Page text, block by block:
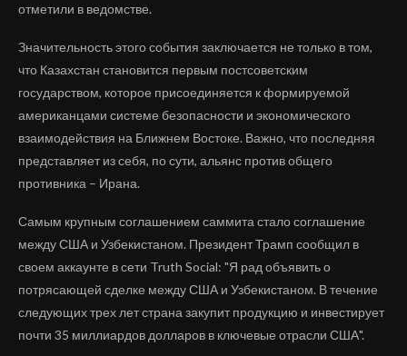
отметили в ведомстве.
Значительность этого события заключается не только в том,
что Казахстан становится первым постсоветским
государством, которое присоединяется к формируемой
американцами системе безопасности и экономического
взаимодействия на Ближнем Востоке. Важно, что последняя
представляет из себя, по сути, альянс против общего
противника – Ирана.
Самым крупным соглашением саммита стало соглашение
между США и Узбекистаном. Президент Трамп сообщил в
своем аккаунте в сети Truth Social: "Я рад объявить о
потрясающей сделке между США и Узбекистаном. В течение
следующих трех лет страна закупит продукцию и инвестирует
почти 35 миллиардов долларов в ключевые отрасли США".